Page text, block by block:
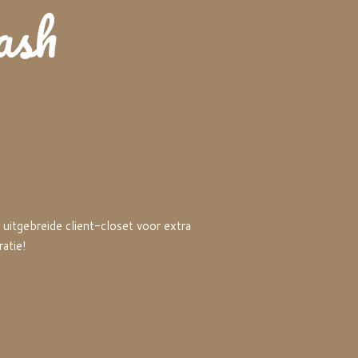
uitgebreide client-closet voor extra